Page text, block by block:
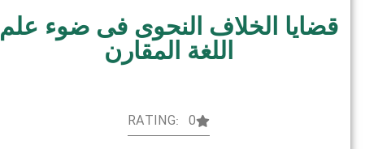
قضایا الخلاف النحوی فی ضوء علم
اللغة المقارن
RATING: 0